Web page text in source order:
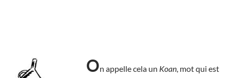
On appelle cela un Koan , mot qui est